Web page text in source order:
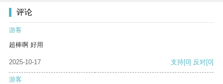
评论
游客
超棒啊 好用
2025-10-17 支持[0] 反对[0]
游客